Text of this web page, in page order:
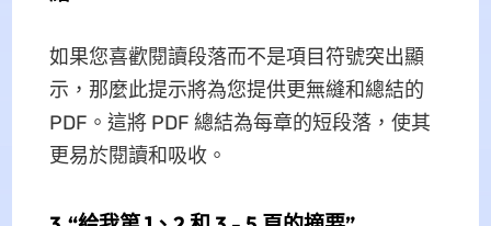
如果您喜歡閱讀段落而不是項目符號突出顯
示，那麼此提示將為您提供更無縫和總結的
PDF。這將 PDF 總結為每章的短段落，使其
更易於閱讀和吸收。